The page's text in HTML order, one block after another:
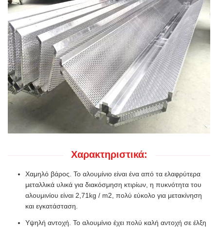
Χαρακτηριστικά:
Χαμηλό βάρος. Το αλουμίνιο είναι ένα από τα ελαφρύτερα
μεταλλικά υλικά για διακόσμηση κτιρίων, η πυκνότητα του
αλουμινίου είναι 2,71kg / m2, πολύ εύκολο για μετακίνηση
και εγκατάσταση.
Υψηλή αντοχή. Το αλουμίνιο έχει πολύ καλή αντοχή σε έλξη